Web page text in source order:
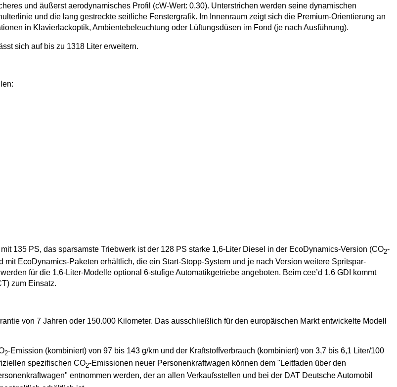
und äußerst aerodynamisches Profil (cW-Wert: 0,30). Unterstrichen werden seine dynamischen
und die lang gestreckte seitliche Fenstergrafik. Im Innenraum zeigt sich die Premium-Orientierung an
in Klavierlackoptik, Ambientebeleuchtung oder Lüftungsdüsen im Fond (je nach Ausführung).
sich auf bis zu 1318 Liter erweitern.
135 PS, das sparsamste Triebwerk ist der 128 PS starke 1,6-Liter Diesel in der EcoDynamics-Version (CO2-
EcoDynamics-Paketen erhältlich, die ein Start-Stopp-System und je nach Version weitere Spritspar-
für die 1,6-Liter-Modelle optional 6-stufige Automatikgetriebe angeboten. Beim cee’d 1.6 GDI kommt
zum Einsatz.
von 7 Jahren oder 150.000 Kilometer. Das ausschließlich für den europäischen Markt entwickelte Modell
2-Emission (kombiniert) von 97 bis 143 g/km und der Kraftstoffverbrauch (kombiniert) von 3,7 bis 6,1 Liter/100
spezifischen CO2-Emissionen neuer Personenkraftwagen können dem "Leitfaden über den
entnommen werden, der an allen Verkaufsstellen und bei der DAT Deutsche Automobil